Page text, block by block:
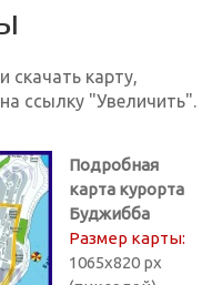
скачать карту,
ссылку "Увеличить".
Подробная
карта курорта
Буджибба
Размер карты:
1065х820 px